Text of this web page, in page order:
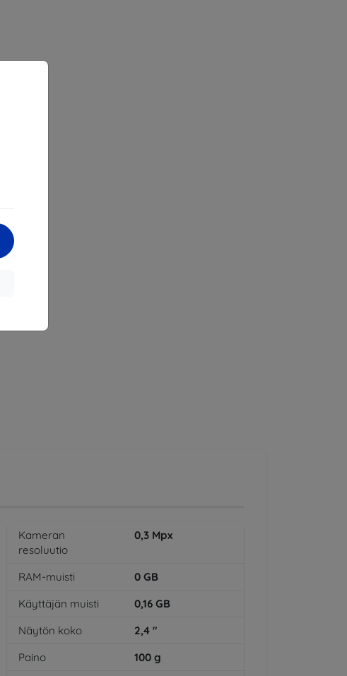
Kameran
resoluutio
0,3 Mpx
RAM-muisti 0 GB
Käyttäjän muisti
0,16 GB
Näytön koko
2,4 "
Paino
100 g